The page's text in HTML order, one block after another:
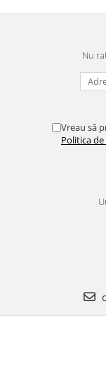
Nu
Vreau să
Politica